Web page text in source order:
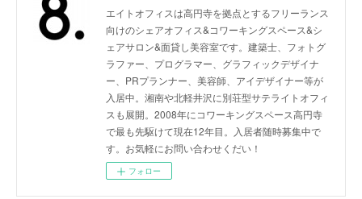
エイトオフィスは高円寺を拠点とするフリーランス
向けのシェアオフィス&コワーキングスペース&シ
ェアサロン&面貸し美容室です。建築士、フォトグ
ラファー、プログラマー、グラフィックデザイナ
ー、PRプランナー、美容師、アイデザイナー等が
入居中。湘南や北軽井沢に別荘型サテライトオフィ
スも展開。2008年にコワーキングスペース高円寺
で最も先駆けて現在12年目。入居者随時募集中で
す。お気軽にお問い合わせくだい！
フォロー